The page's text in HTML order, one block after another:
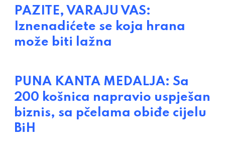
PAZITE, VARAJU VAS:
Iznenadićete se koja hrana
može biti lažna
PUNA KANTA MEDALJA: Sa
200 košnica napravio uspješan
biznis, sa pčelama obiđe cijelu
BiH